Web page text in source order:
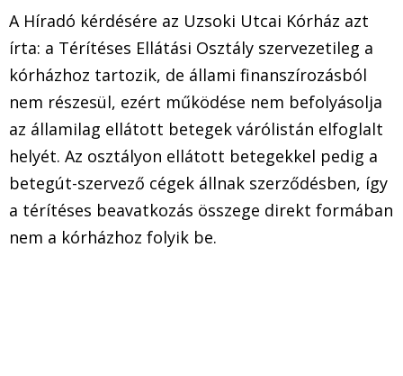
A Híradó kérdésére az Uzsoki Utcai Kórház azt
írta: a Térítéses Ellátási Osztály szervezetileg a
kórházhoz tartozik, de állami finanszírozásból
nem részesül, ezért működése nem befolyásolja
az államilag ellátott betegek várólistán elfoglalt
helyét. Az osztályon ellátott betegekkel pedig a
betegút-szervező cégek állnak szerződésben, így
a térítéses beavatkozás összege direkt formában
nem a kórházhoz folyik be.